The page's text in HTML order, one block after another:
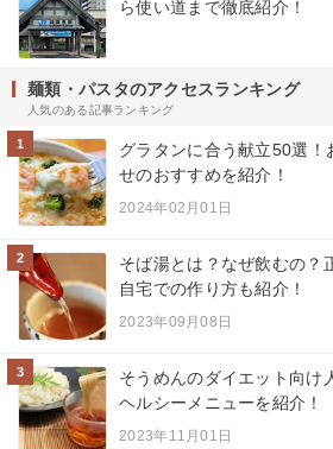
ら使い道まで徹底紹介！
麺類・パスタのアクセスランキング
人気のある記事ランキング
1
グラタンに合う献立50選！
せのおすすめを紹介！
2024年02月01日
2
そば湯とは？なぜ飲むの？
自宅での作り方も紹介！
2023年09月08日
3
そうめんのダイエット向け
ヘルシーメニューを紹介！
2023年11月01日